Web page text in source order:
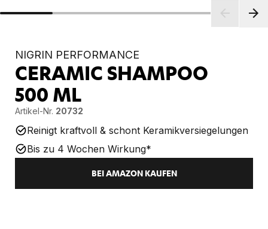
NIGRIN PERFORMANCE
CERAMIC SHAMPOO
500 ML
Artikel-Nr. 20732
Reinigt kraftvoll & schont Keramikversiegelungen
Bis zu 4 Wochen Wirkung*
BEI AMAZON KAUFEN